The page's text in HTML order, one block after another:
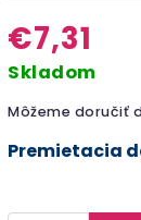
€7,31
Skladom
Môžeme doručiť
Premietacia